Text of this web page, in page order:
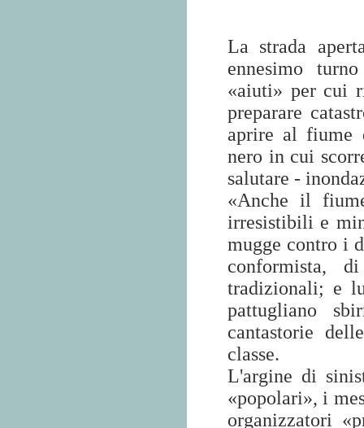
La strada
ennesimo
«aiuti» per cui
preparare
aprire al fiume
nero in cui
salutare -
«Anche il
irresistibili e
mugge contro i
conformista,
tradizionali; e
pattugliano
cantastorie
classe.
L'argine di
«popolari», i
organizzatori